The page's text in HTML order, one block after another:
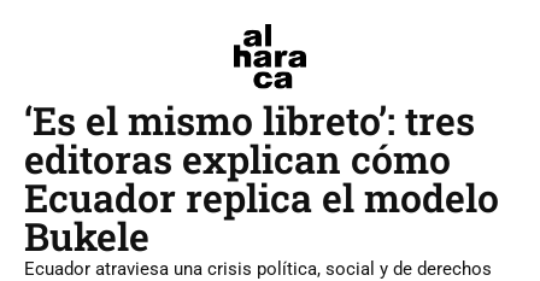
‘Es el mismo libreto’: tres
editoras explican cómo
Ecuador replica el modelo
Bukele
Ecuador atraviesa una crisis política, social y de derechos